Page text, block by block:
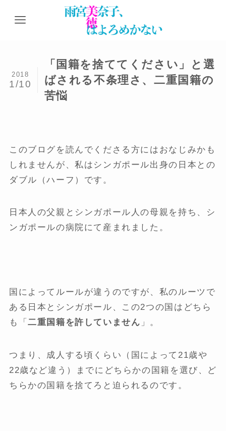
「国籍を捨ててください」と選
ばされる不条理さ、二重国籍の
苦悩
2018
1/10
このブログを読んでくださる方にはおなじみかも
しれませんが、私はシンガポール出身の日本との
ダブル（ハーフ）です。
日本人の父親とシンガポール人の母親を持ち、シ
ンガポールの病院にて産まれました。
国によってルールが違うのですが、私のルーツで
ある日本とシンガポール、この2つの国はどちら
も「二重国籍を許していません 」。
つまり、成人する頃くらい（国によって21歳や
22歳など違う）までにどちらかの国籍を選び、ど
ちらかの国籍を捨てろと迫られるのです。